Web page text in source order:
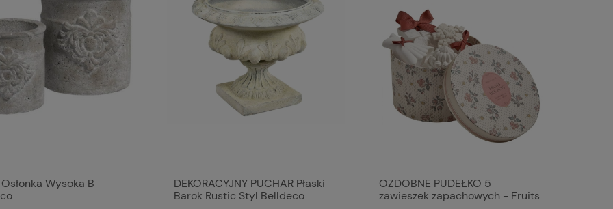
Wysoka B
DEKORACYJNY PUCHAR Płaski
Barok Rustic Styl Belldeco
OZDOBNE PUDEŁKO 5
zawieszek zapachowych - Fruits